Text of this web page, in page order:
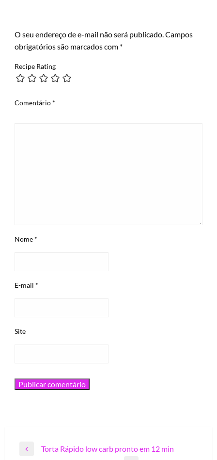
O seu endereço de e-mail não será publicado.Campos
obrigatórios são marcados com *
Recipe Rating
Comentário *
Nome *
E-mail *
Site
Navegação
Previous
Torta Rápido low carb pronto em 12 min